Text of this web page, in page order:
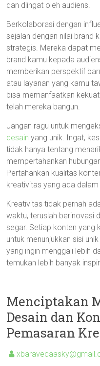
dan diingat oleh audiens.
Berkolaborasi dengan
sejalan dengan nilai brand
strategis. Mereka dapat
brand kamu kepada
memberikan perspektif
atau layanan yang kamu
bisa memanfaatkan
telah mereka bangun.
Jangan ragu untuk
desain yang unik. Ingat,
tidak hanya tentang
mempertahankan
Pertahankan kualitas
kreativitas yang ada dalam
Kreativitas tidak pernah
waktu, teruslah berinovasi
segar. Setiap konten yang
untuk menunjukkan sisi
yang ingin menggali lebih
temukan lebih banyak
Menciptakan
Desain dan
Pemasaran